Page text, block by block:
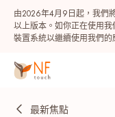
由2026年4月9日起，我們
以上版本。如你正在使用
裝置系統以繼續使用我們的
最新焦點